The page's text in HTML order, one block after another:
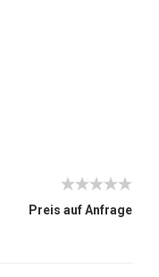
Preis auf Anfrage